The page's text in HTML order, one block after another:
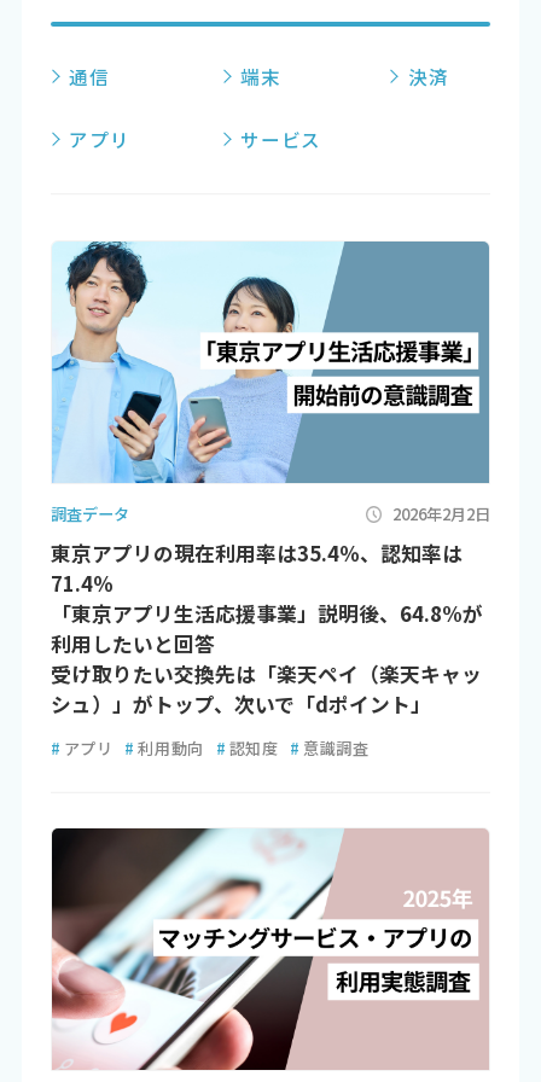
通信 端末 決済
アプリ サービス
調査データ 2026年2月2日
東京アプリの現在利用率は35.4％、認知率は
71.4％
「東京アプリ生活応援事業」説明後、64.8%が
利用したいと回答
受け取りたい交換先は「楽天ペイ（楽天キャッ
シュ）」がトップ、次いで「dポイント」
# アプリ # 利用動向 # 認知度 # 意識調査